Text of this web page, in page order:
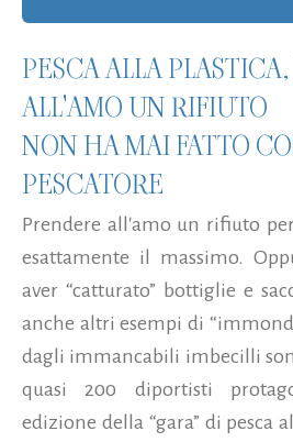
PESCA ALLA
ALL'AMO UN RIFIUTO
NON HA MAI FATTO
PESCATORE
Prendere all'amo un rifiuto
esattamente il massimo.
aver “catturato” bottiglie e
anche altri esempi di
dagli immancabili imbecilli
quasi 200 diportisti
edizione della “gara” di pesca